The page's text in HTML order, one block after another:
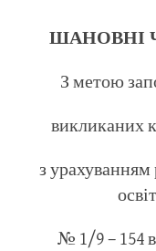
ШАНОВНІ
З метою
викликаних
з урахуванням
№ 1/9 – 154